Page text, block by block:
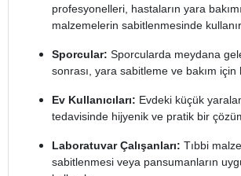
profesyonelleri, hastaların yara
malzemelerin sabitlenmesinde
Sporcular: Sporcularda meydana
sonrası, yara sabitleme ve bakım için
Ev Kullanıcıları: Evdeki küçük
tedavisinde hijyenik ve pratik bir
Laboratuvar Çalışanları: Tıbbi
sabitlenmesi veya pansumanların